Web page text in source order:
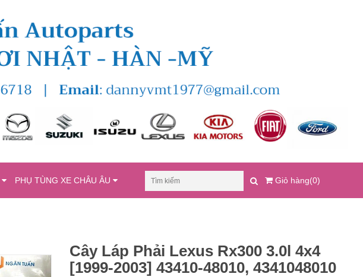
PHỤ TÙNG XE CHÂU ÂU Giỏ hàng(0)
Cây Láp Phải Lexus Rx300 3.0l 4x4
[1999-2003] 43410-48010, 4341048010